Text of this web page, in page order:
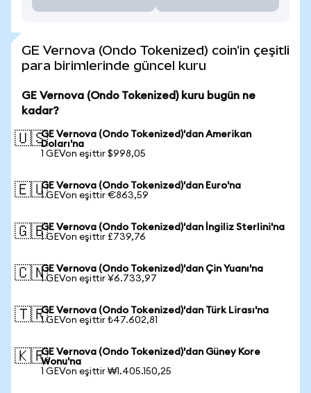
GE Vernova (Ondo Tokenized) coin'in çeşitli
para birimlerinde güncel kuru
GE Vernova (Ondo Tokenized) kuru bugün ne
kadar?
🇺🇸GE Vernova (Ondo Tokenized)'dan Amerikan
Doları'na
1 GEVon eşittir $998,05
🇪🇺GE Vernova (Ondo Tokenized)'dan Euro'na
1 GEVon eşittir €863,59
🇬🇧GE Vernova (Ondo Tokenized)'dan İngiliz Sterlini'na
1 GEVon eşittir £739,76
🇨🇳GE Vernova (Ondo Tokenized)'dan Çin Yuanı'na
1 GEVon eşittir ¥6.733,97
🇹🇷GE Vernova (Ondo Tokenized)'dan Türk Lirası'na
1 GEVon eşittir ₺47.602,81
🇰🇷GE Vernova (Ondo Tokenized)'dan Güney Kore
Wonu'na
1 GEVon eşittir ₩1.405.150,25